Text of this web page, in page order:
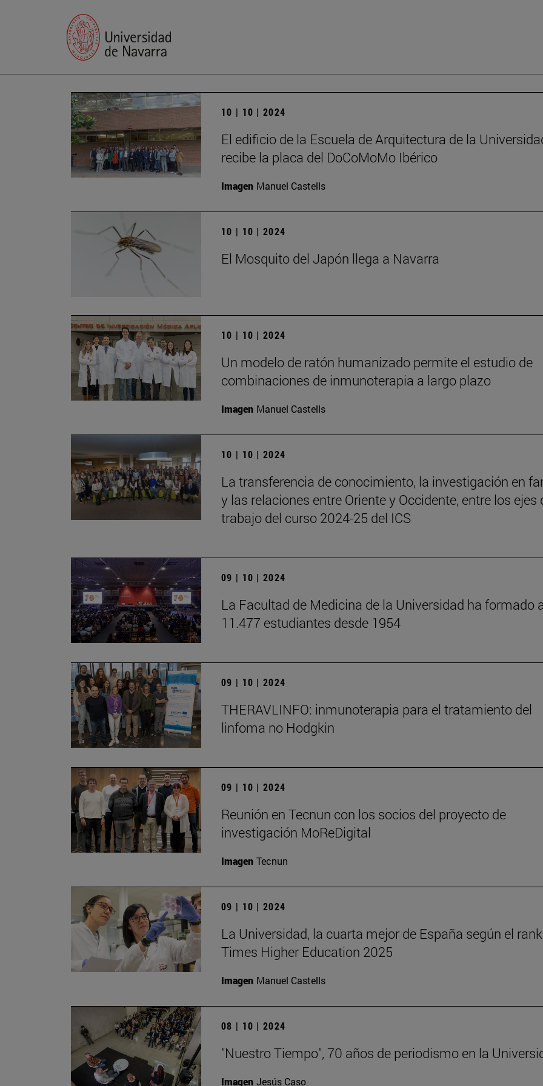
10 | 10 | 2024
El edificio de la Escuela de Arquitectura de la
recibe la placa del DoCoMoMo Ibérico
Imagen Manuel Castells
10 | 10 | 2024
El Mosquito del Japón llega a Navarra
10 | 10 | 2024
Un modelo de ratón humanizado permite el estudio de
combinaciones de inmunoterapia a largo plazo
Imagen Manuel Castells
10 | 10 | 2024
La transferencia de conocimiento, la investigación en
y las relaciones entre Oriente y Occidente, entre los ejes
trabajo del curso 2024-25 del ICS
09 | 10 | 2024
La Facultad de Medicina de la Universidad ha formado
11.477 estudiantes desde 1954
09 | 10 | 2024
THERAVLINFO: inmunoterapia para el tratamiento del
linfoma no Hodgkin
09 | 10 | 2024
Reunión en Tecnun con los socios del proyecto de
investigación MoReDigital
Imagen Tecnun
09 | 10 | 2024
La Universidad, la cuarta mejor de España según el
Times Higher Education 2025
Imagen Manuel Castells
08 | 10 | 2024
"Nuestro Tiempo", 70 años de periodismo en la
Imagen Jesús Caso